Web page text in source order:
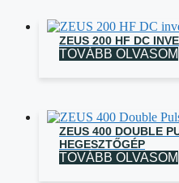
ZEUS 200 HF DC
TOVÁBB OLVASOM
ZEUS 400 DOUBLE
HEGESZTŐGÉP
TOVÁBB OLVASOM